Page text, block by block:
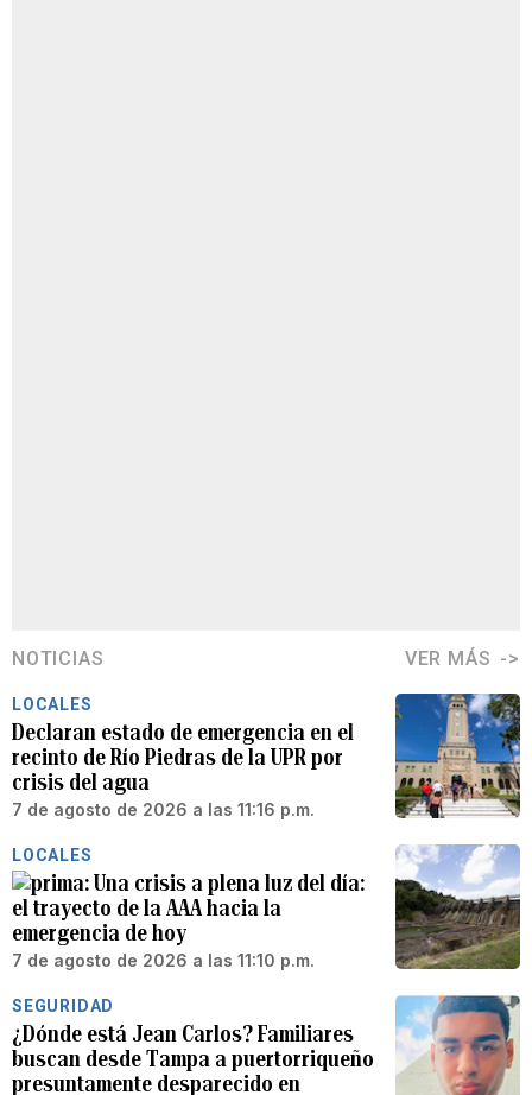
NOTICIAS VER MÁS
LOCALES
Declaran estado de emergencia en el
recinto de Río Piedras de la UPR por
crisis del agua
7 de agosto de 2026 a las 11:16 p.m.
LOCALES
Una crisis a plena luz del día:
el trayecto de la AAA hacia la
emergencia de hoy
7 de agosto de 2026 a las 11:10 p.m.
SEGURIDAD
¿Dónde está Jean Carlos? Familiares
buscan desde Tampa a puertorriqueño
presuntamente desparecido en